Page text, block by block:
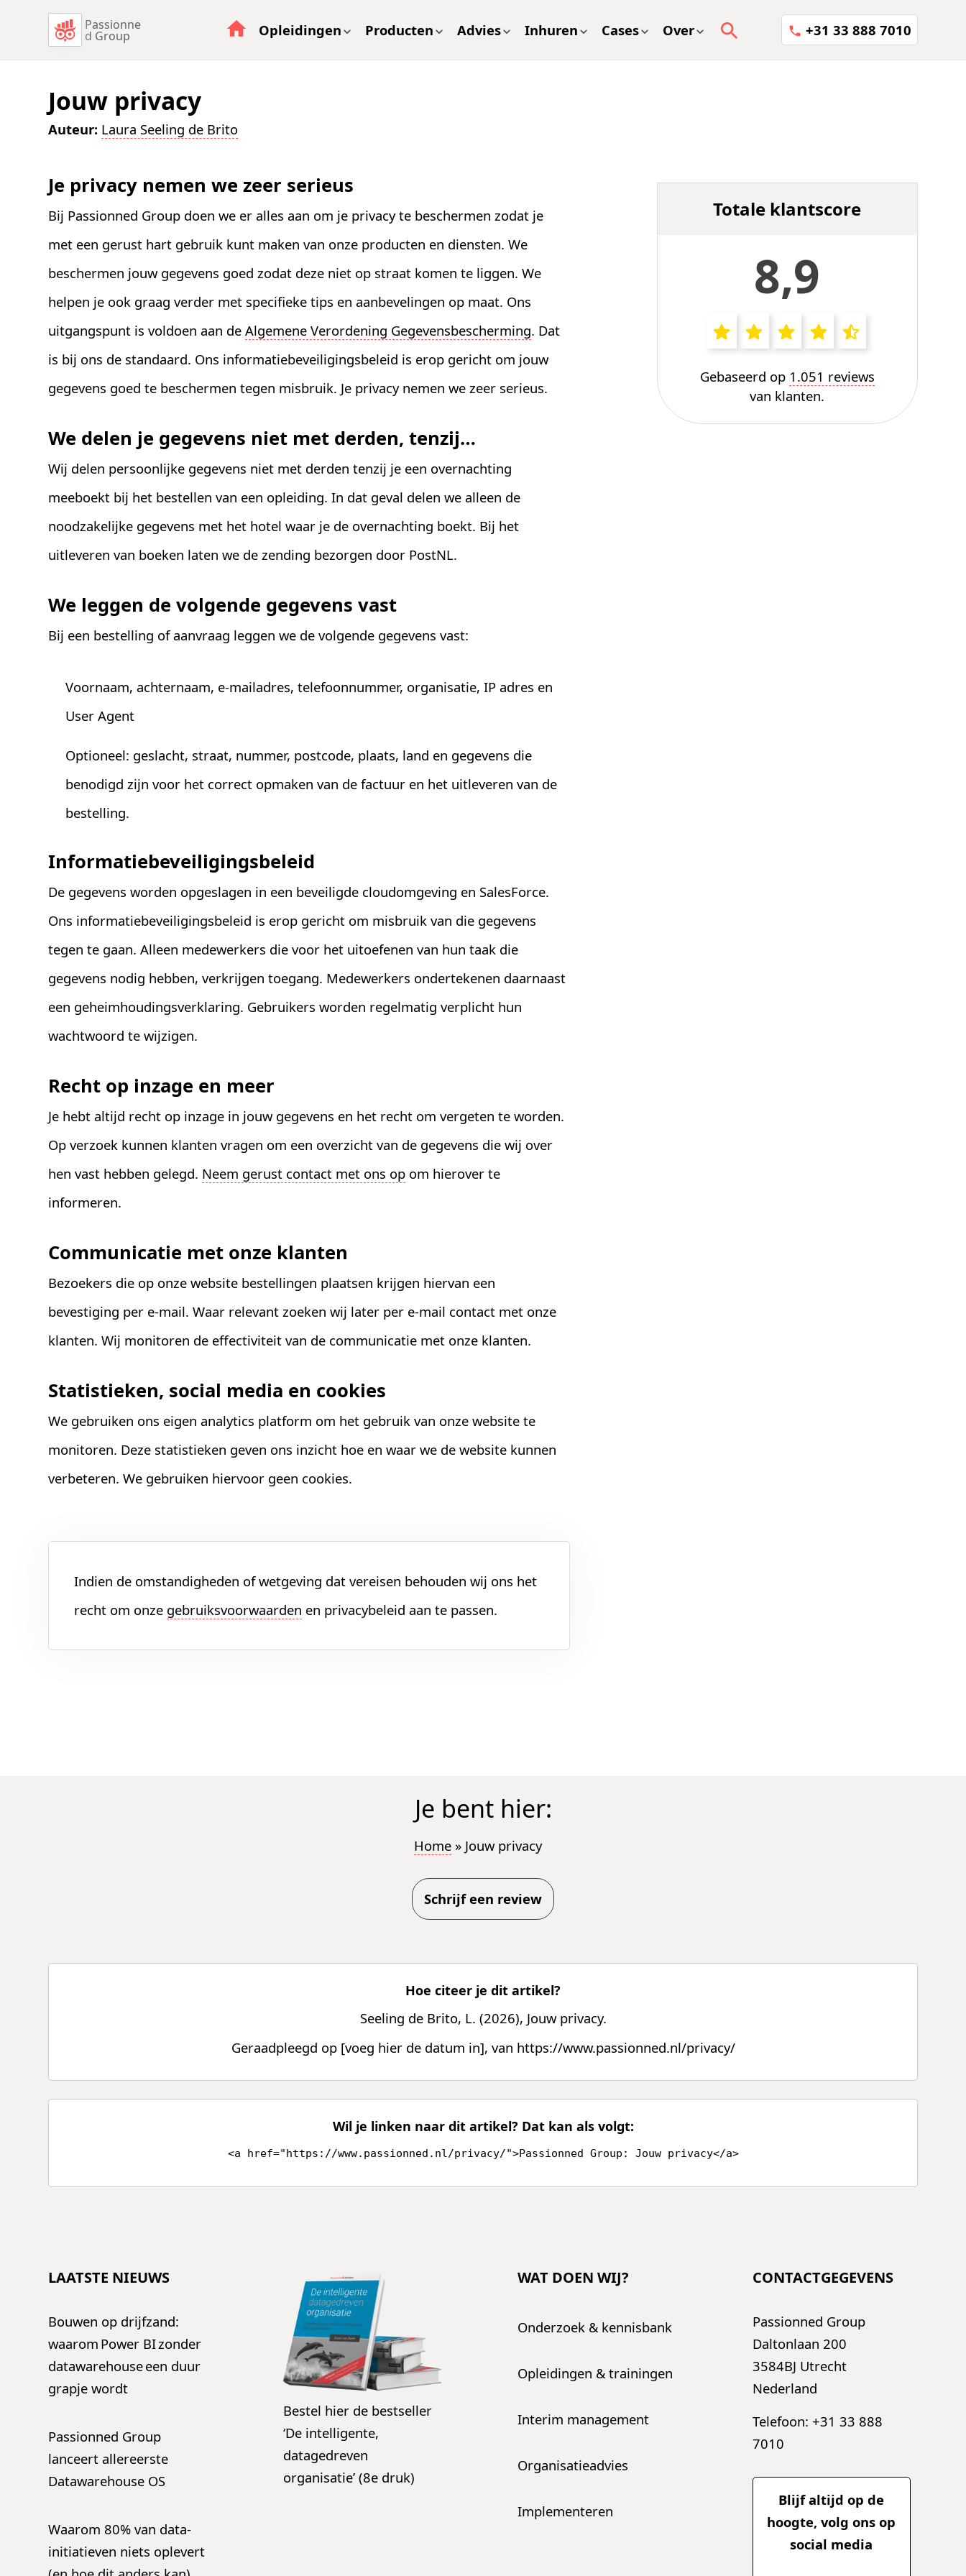
Passionne
d Group Opleidingen Producten Advies Inhuren Cases Over +31 33 888 7010
Jouw privacy
Auteur: Laura Seeling de Brito
Je privacy nemen we zeer serieus
Bij Passionned Group doen we er alles aan om je privacy te beschermen zodat je
met een gerust hart gebruik kunt maken van onze producten en diensten. We
beschermen jouw gegevens goed zodat deze niet op straat komen te liggen. We
helpen je ook graag verder met specifieke tips en aanbevelingen op maat. Ons
uitgangspunt is voldoen aan deAlgemene Verordening Gegevensbescherming. Dat
is bij ons de standaard. Ons informatiebeveiligingsbeleid is erop gericht om jouw
gegevens goed te beschermen tegen misbruik. Je privacy nemen we zeer serieus.
We delen je gegevens niet met derden, tenzij…
Wij delen persoonlijke gegevens niet met derden tenzij je een overnachting
meeboekt bij het bestellen van een opleiding. In dat geval delen we alleen de
noodzakelijke gegevens met het hotel waar je de overnachting boekt. Bij het
uitleveren van boeken laten we de zending bezorgen door PostNL.
We leggen de volgende gegevens vast
Bij een bestelling of aanvraag leggen we de volgende gegevens vast:
Voornaam, achternaam, e-mailadres, telefoonnummer, organisatie, IP adres en
User Agent
Optioneel: geslacht, straat, nummer, postcode, plaats, land en gegevens die
benodigd zijn voor het correct opmaken van de factuur en het uitleveren van de
bestelling.
Informatiebeveiligingsbeleid
De gegevens worden opgeslagen in een beveiligde cloudomgeving en SalesForce.
Ons informatiebeveiligingsbeleid is erop gericht om misbruik van die gegevens
tegen te gaan. Alleen medewerkers die voor het uitoefenen van hun taak die
gegevens nodig hebben, verkrijgen toegang. Medewerkers ondertekenen daarnaast
een geheimhoudingsverklaring. Gebruikers worden regelmatig verplicht hun
wachtwoord te wijzigen.
Recht op inzage en meer
Je hebt altijd recht op inzage in jouw gegevens en het recht om vergeten te worden.
Op verzoek kunnen klanten vragen om een overzicht van de gegevens die wij over
hen vast hebben gelegd. Neem gerust contact met ons op om hierover te
informeren.
Communicatie met onze klanten
Bezoekers die op onze website bestellingen plaatsen krijgen hiervan een
bevestiging per e-mail. Waar relevant zoeken wij later per e-mail contact met onze
klanten. Wij monitoren de effectiviteit van de communicatie met onze klanten.
Statistieken, social media en cookies
We gebruiken ons eigen analytics platform om het gebruik van onze website te
monitoren. Deze statistieken geven ons inzicht hoe en waar we de website kunnen
verbeteren. We gebruiken hiervoor geen cookies.
Indien de omstandigheden of wetgeving dat vereisen behouden wij ons het
recht om onze gebruiksvoorwaarden en privacybeleid aan te passen.
Totale klantscore
8,9
Gebaseerd op 1.051 reviews
van klanten.
Je bent hier:
Home »Jouw privacy
Schrijf een review
Hoe citeer je dit artikel?
Seeling de Brito, L. (2026), Jouw privacy.
Geraadpleegd op [voeg hier de datum in], van https://www.passionned.nl/privacy/
Wil je linken naar dit artikel? Dat kan als volgt:
<a href="https://www.passionned.nl/privacy/">Passionned Group: Jouw privacy</a>
LAATSTE NIEUWS
Bouwen op drijfzand:
waarom Power BI zonder
datawarehouse een duur
grapje wordt
Passionned Group
lanceert allereerste
Datawarehouse OS
Waarom 80% van data-
initiatieven niets oplevert
Bestel hier de bestseller
‘De intelligente,
datagedreven
organisatie’ (8e druk)
WAT DOEN WIJ?
Onderzoek & kennisbank
Opleidingen & trainingen
Interim management
Organisatieadvies
Implementeren
CONTACTGEGEVENS
Passionned Group
Daltonlaan 200
3584BJ Utrecht
Nederland
Telefoon: +31 33 888
7010
Blijf altijd op de
hoogte, volg ons op
social media